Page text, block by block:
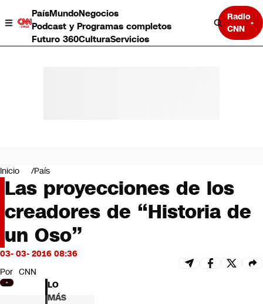
PaísMundoNegocios
Podcast y Programas completos
Futuro 360CulturaServicios
Radio
CNN
Negocios
Deportes
Programas completos
Cultura
Servicios
Bits
CNN tiempo
Futuro 360
Opinión
Inicio País
Las proyecciones de los
creadores de “Historia de
un Oso”
03- 03- 2016 08:36
Por CNN
LO
MÁS